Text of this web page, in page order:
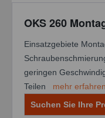
OKS 260
Einsatzgebiete
geringen
Teilen mehr
Suchen Sie Ihre